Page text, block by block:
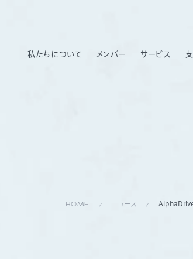
私たちについて メンバー サービス
HOME ニュース AlphaDrive